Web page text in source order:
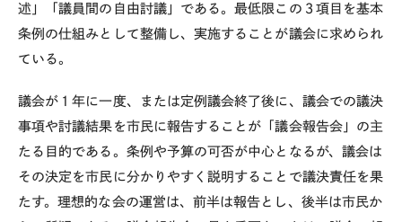
述」「議員間の自由討議」である。最低限この３項目を基本
条例の仕組みとして整備し、実施することが議会に求められ
ている。
議会が１年に一度、または定例議会終了後に、議会での議決
事項や討議結果を市民に報告することが「議会報告会」の主
たる目的である。条例や予算の可否が中心となるが、議会は
その決定を市民に分かりやすく説明することで議決責任を果
たす。理想的な会の運営は、前半は報告とし、後半は市民か